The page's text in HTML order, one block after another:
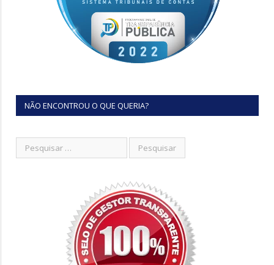
NÃO ENCONTROU O QUE QUERIA?